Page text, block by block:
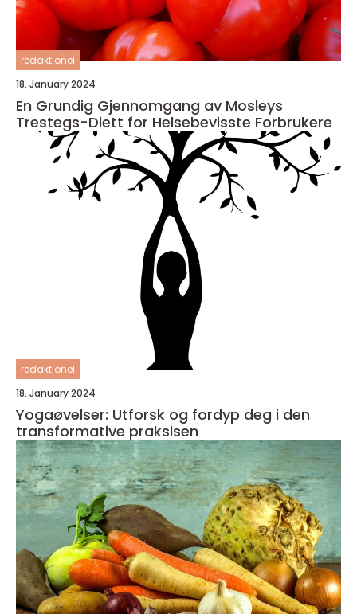
redaktionel
18. January 2024
En Grundig Gjennomgang av Mosleys
Trestegs-Diett for Helsebevisste Forbrukere
redaktionel
18. January 2024
Yogaøvelser: Utforsk og fordyp deg i den
transformative praksisen